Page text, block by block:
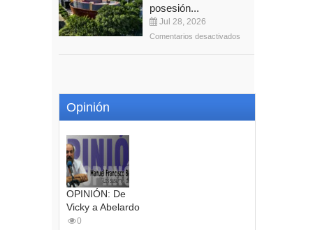
posesión...
Jul 28, 2026
Comentarios desactivados
Opinión
OPINIÓN: De
Vicky a Abelardo
0